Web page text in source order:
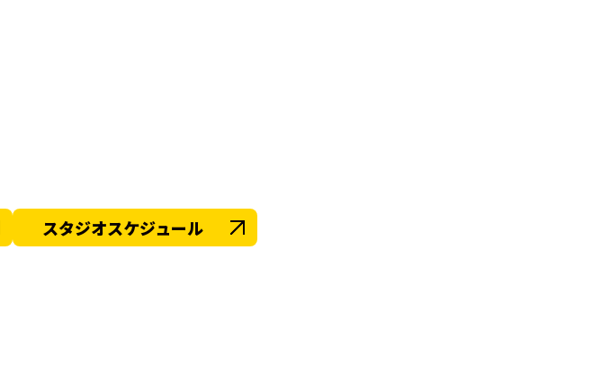
スタジオスケジュール